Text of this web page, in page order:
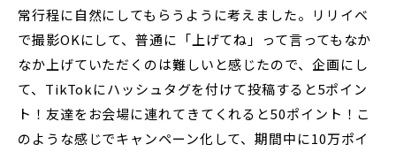
常行程に自然にしてもらうように考えました。リリイベ
で撮影OKにして、普通に「上げてね」って言ってもなか
なか上げていただくのは難しいと感じたので、企画にし
て、TikTokにハッシュタグを付けて投稿すると5ポイン
ト！友達をお会場に連れてきてくれると50ポイント！こ
のような感じでキャンペーン化して、期間中に10万ポイ